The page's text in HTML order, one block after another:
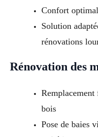
Confort
Solution
rénovations
Rénovation des
bois
Pose de baies